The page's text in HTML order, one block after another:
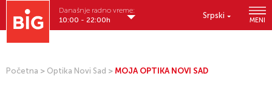
Srpski
MENI
Današnje radno vreme:
10:00 - 22:00h
Početna > Optika Novi Sad > MOJA OPTIKA NOVI SAD